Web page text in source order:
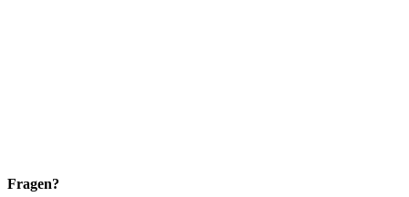
Fragen?